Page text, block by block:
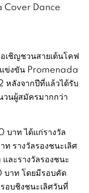
Cover Dance
เชิญชวนสายเต้นโคฟ
แข่งขัน Promenada
ลังจากปีที่แล้วได้รับ
วนผู้สมัครมากกว่า
บาท ได้แก่รางวัล
รางวัลรองชนะเลิศ
ละรางวัลรองชนะ
บาท โดยมีรอบคัด
อบชิงชนะเลิศวันที่